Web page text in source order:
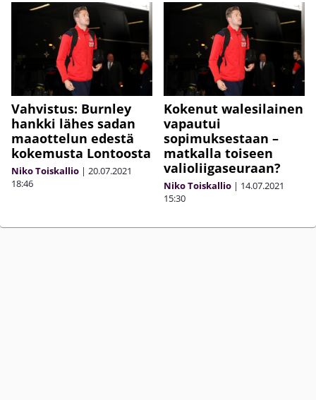
Vahvistus: Burnley
hankki lähes sadan
maaottelun edestä
kokemusta Lontoosta
Niko Toiskallio | 20.07.2021
18:46
Kokenut walesilainen
vapautui
sopimuksestaan –
matkalla toiseen
valioliigaseuraan?
Niko Toiskallio | 14.07.2021
15:30